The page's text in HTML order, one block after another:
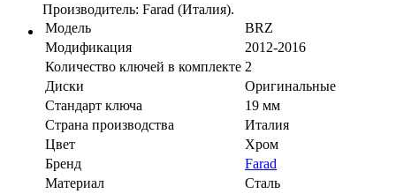
Производитель: Farad (Италия).
Модель
BRZ
Модификация
2012-2016
Количество ключей в комплекте 2
Диски
Оригинальные
Стандарт ключа
19 мм
Страна производства
Италия
Цвет
Хром
Бренд
Farad
Материал
Сталь